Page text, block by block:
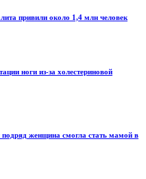
привили около 1,4 млн человек
ноги из-за холестериновой
женщина смогла стать мамой в